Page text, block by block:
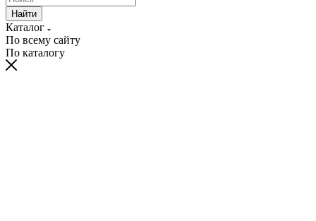
Найти
Каталог
По всему сайту
По каталогу